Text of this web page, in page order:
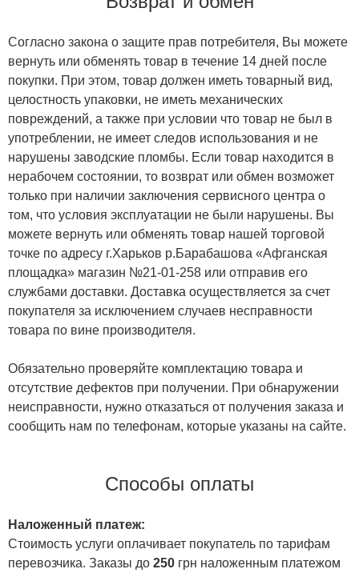
Согласно закона о защите прав потребителя, Вы можете
вернуть или обменять товар в течение 14 дней после
покупки. При этом, товар должен иметь товарный вид,
целостность упаковки, не иметь механических
повреждений, а также при условии что товар не был в
употреблении, не имеет следов использования и не
нарушены заводские пломбы. Если товар находится в
нерабочем состоянии, то возврат или обмен возможет
только при наличии заключения сервисного центра о
том, что условия эксплуатации не были нарушены. Вы
можете вернуть или обменять товар нашей торговой
точке по адресу г.Харьков р.Барабашова «Афганская
площадка» магазин №21-01-258 или отправив его
службами доставки. Доставка осуществляется за счет
покупателя за исключением случаев несправности
товара по вине производителя.
Обязательно проверяйте комплектацию товара и
отсутствие дефектов при получении. При обнаружении
неисправности, нужно отказаться от получения заказа и
сообщить нам по телефонам, которые указаны на сайте.
Способы оплаты
Наложенный платеж:
Стоимость услуги оплачивает покупатель по тарифам
перевозчика. Заказы до 250 грн наложенным платежом